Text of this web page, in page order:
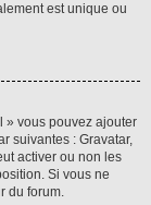
est unique ou
» vous pouvez ajouter
suivantes : Gravatar,
activer ou non les
Si vous ne
du forum.